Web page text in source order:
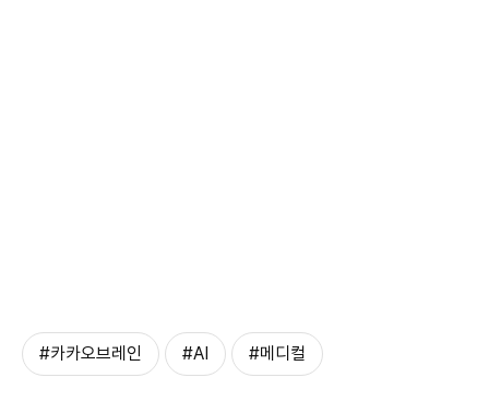
#카카오브레인 #AI #메디컬